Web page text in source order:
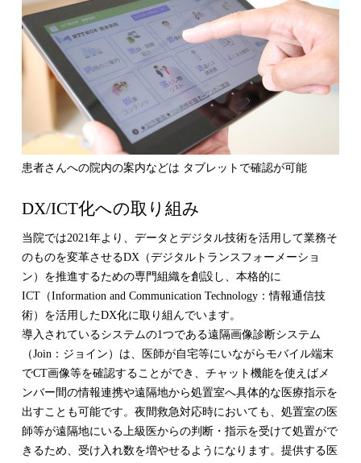
患者さんへの院内の案内などは タブレットで確認が可能
DX/ICT化への取り組み
当院では2021年より、データとデジタル技術を活用して業務そ
のものを変革させるDX（デジタルトランスフォーメーショ
ン）を推進するための専門組織を創設し、本格的に
ICT（Information and Communication Technology：情報通信技
術）を活用したDX化に取り組んでいます。
導入されているシステムの1つである遠隔画像診断システム
（Join：ジョイン）は、医師が自宅等にいながらモバイル端末
でCT画像等を確認することができ、チャット機能を使えばメ
ンバー間の情報連携や遠隔地から処置室へ具体的な医療指示を
出すことも可能です。夜間救急対応時においても、処置室の医
師等が遠隔地にいる上級医からの判断・指示を受けて処置がで
きるため、受け入れ数を増やせるようになります。提供する医